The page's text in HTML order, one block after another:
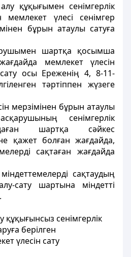
құқығымен сенімгерлік
мемлекет үлесі сенімгер
бұрын атаулы сатуға
шартқа қосымша
мемлекет үлесін
осы Ереженің 4, 8-11-
тәртіппен жүзеге
мерзімінен бұрын атаулы
сенімгерлік
шартқа сәйкес
қажет болған жағдайда,
сақтаған жағдайда
сақтаудың
сату шартына міндетті
құқығынсыз сенімгерлік
берілген
үлесін сату